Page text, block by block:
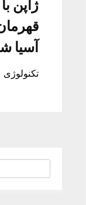
ژاپن
آسیا